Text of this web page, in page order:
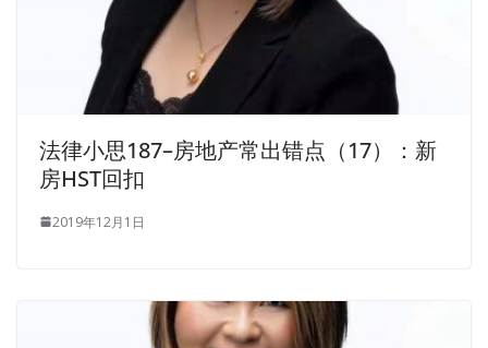
法律小思187–房地产常出错点（17）：新
房HST回扣
2019年12月1日